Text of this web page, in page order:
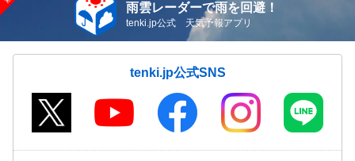
雨雲レーダーで雨を回避！
tenki.jp公式 天気予報アプリ
tenki.jp公式SNS